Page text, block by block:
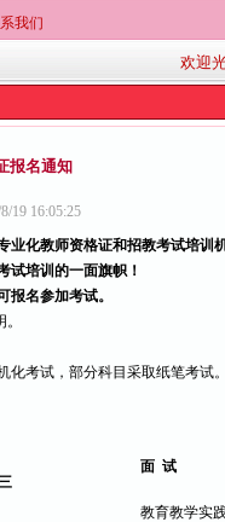
我们
欢迎光
报名通知
19 16:05:25
化教师资格证和招教考试培训
试培训的一面旗帜！
名参加考试。
考试，部分科目采取纸笔考试
面 试
教育教学实